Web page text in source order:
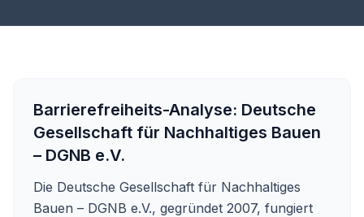
Barrierefreiheits-Analyse: Deutsche
Gesellschaft für Nachhaltiges Bauen
– DGNB e.V.
Die Deutsche Gesellschaft für Nachhaltiges
Bauen – DGNB e.V., gegründet 2007, fungiert